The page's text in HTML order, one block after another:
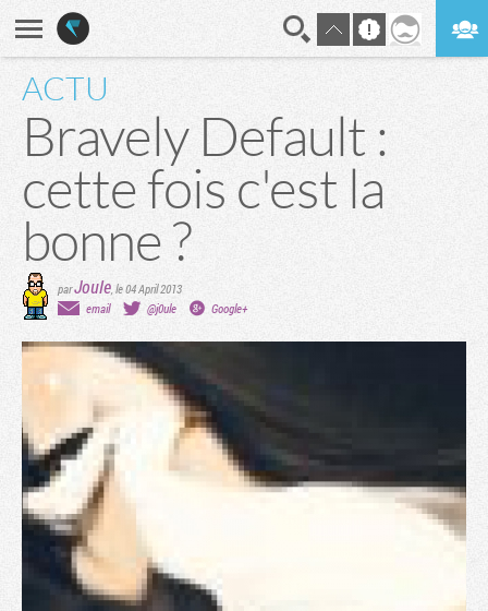
ACTU
Bravely Default :
cette fois c'est la
bonne ?
parJoule,le 04 April 2013
email
@j0ule Google+